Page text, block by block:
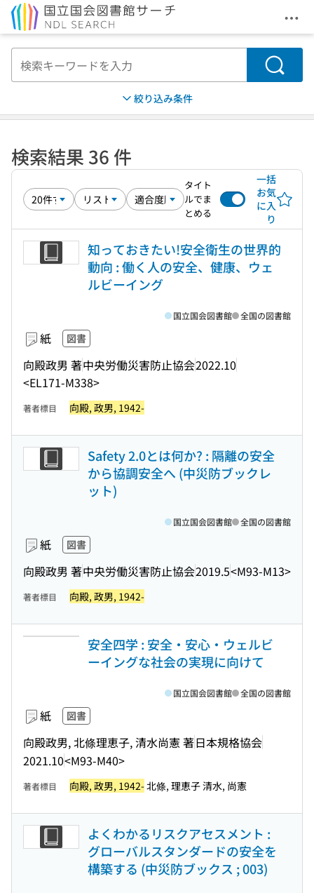
メ
検索
絞り込み条件
検索結果 36 件
タイト
ルでま
とめる
一括
お気
に入
り
知っておきたい!安全衛生の世界的
動向 : 働く人の安全、健康、ウェ
ルビーイング
紙 図書
向殿政男 著中央労働災害防止協会2022.10
<EL171-M338>
国立国会図書館 全国の図書館
著者標目 向殿, 政男, 1942-
Safety 2.0とは何か? : 隔離の安全
から協調安全へ (中災防ブックレ
ット)
紙 図書
向殿政男 著中央労働災害防止協会2019.5<M93-M13>
国立国会図書館 全国の図書館
著者標目 向殿, 政男, 1942-
安全四学 : 安全・安心・ウェルビ
ーイングな社会の実現に向けて
紙 図書
向殿政男, 北條理恵子, 清水尚憲 著日本規格協会
2021.10<M93-M40>
国立国会図書館 全国の図書館
著者標目 向殿, 政男, 1942-北條, 理恵子 清水, 尚憲
よくわかるリスクアセスメント :
グローバルスタンダードの安全を
構築する (中災防ブックス ; 003)